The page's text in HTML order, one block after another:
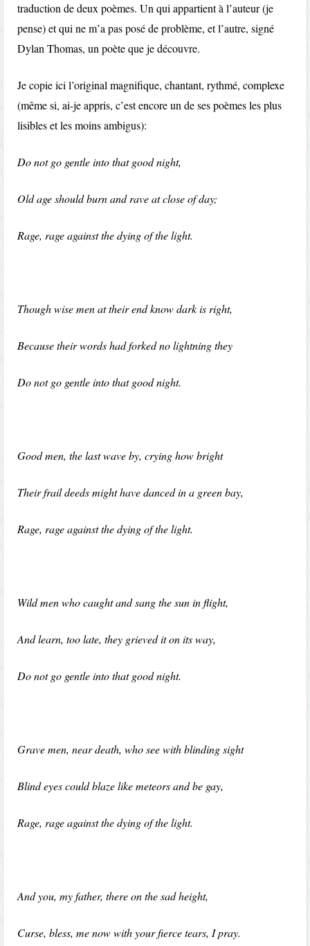
traduction de deux poèmes. Un qui appartient à l’auteur (je
pense) et qui ne m’a pas posé de problème, et l’autre, signé
Dylan Thomas, un poète que je découvre.
Je copie ici l’original magnifique, chantant, rythmé, complexe
(même si, ai-je appris, c’est encore un de ses poèmes les plus
lisibles et les moins ambigus):
Do not go gentle into that good night,
Old age should burn and rave at close of day;
Rage, rage against the dying of the light.
Though wise men at their end know dark is right,
Because their words had forked no lightning they
Do not go gentle into that good night.
Good men, the last wave by, crying how bright
Their frail deeds might have danced in a green bay,
Rage, rage against the dying of the light.
Wild men who caught and sang the sun in flight,
And learn, too late, they grieved it on its way,
Do not go gentle into that good night.
Grave men, near death, who see with blinding sight
Blind eyes could blaze like meteors and be gay,
Rage, rage against the dying of the light.
And you, my father, there on the sad height,
Curse, bless, me now with your fierce tears, I pray.